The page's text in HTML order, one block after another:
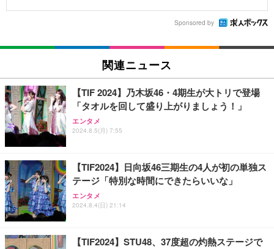
Sponsored by
関連ニュース
【TIF 2024】乃木坂46・4期生が大トリで登場
「タオルを回して盛り上がりましょう！」
エンタメ
2024.8.5(月) 7:55
【TIF2024】日向坂46三期生の4人が初の単独ス
テージ「特別な時間にできたらいいな」
エンタメ
2024.8.4(日) 21:14
【TIF2024】STU48、37度超の灼熱ステージで